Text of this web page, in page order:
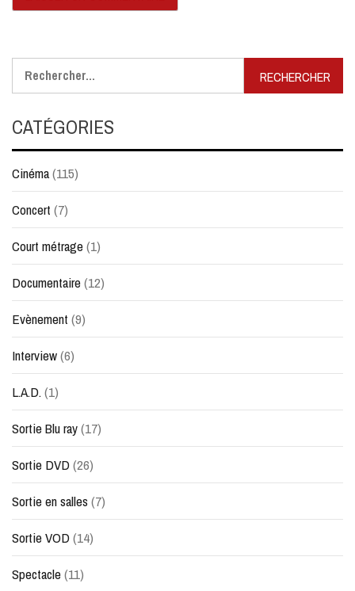
Rechercher :
CATÉGORIES
Cinéma(115)
Concert (7)
Court métrage(1)
Documentaire(12)
Evènement (9)
Interview(6)
L.A.D.(1)
Sortie Blu ray(17)
Sortie DVD(26)
Sortie en salles(7)
Sortie VOD(14)
Spectacle(11)